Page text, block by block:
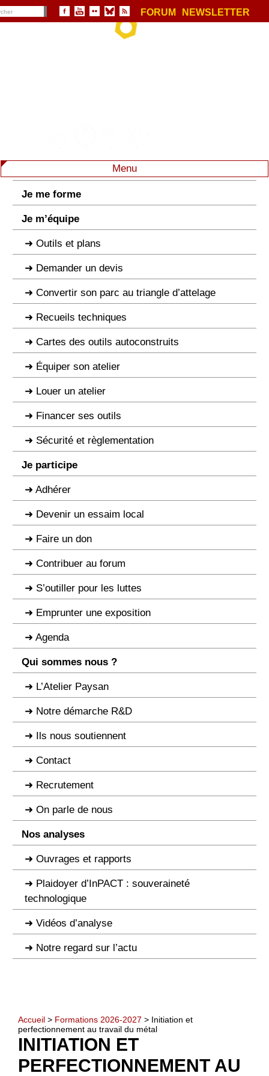
FORUM NEWSLETTER
Menu
Je me forme
Je m’équipe
Outils et plans
Demander un devis
Convertir son parc au triangle d’attelage
Recueils techniques
Cartes des outils autoconstruits
Équiper son atelier
Louer un atelier
Financer ses outils
Sécurité et règlementation
Je participe
Adhérer
Devenir un essaim local
Faire un don
Contribuer au forum
S’outiller pour les luttes
Emprunter une exposition
Agenda
Qui sommes nous ?
L’Atelier Paysan
Notre démarche R&D
Ils nous soutiennent
Contact
Recrutement
On parle de nous
Nos analyses
Ouvrages et rapports
Plaidoyer d’InPACT : souveraineté
technologique
Vidéos d’analyse
Notre regard sur l’actu
Accueil > Formations 2026-2027 > Initiation et
perfectionnement au travail du métal
INITIATION ET
PERFECTIONNEMENT AU